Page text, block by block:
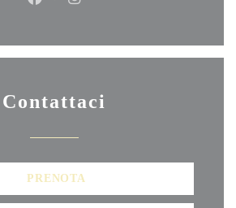
Facebook ((apre una nuova
Contattaci
PRENOTA